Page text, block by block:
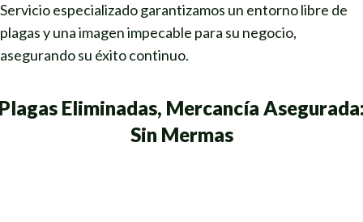
Servicio especializado garantizamos un entorno libre de
plagas y una imagen impecable para su negocio,
asegurando su éxito continuo.
Eliminadas, Mercancía
Sin Mermas